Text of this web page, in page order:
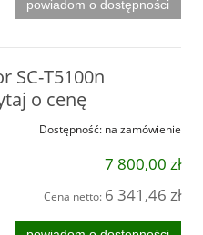
powiadom o dostępności
SC-T5100n
o cenę
Dostępność: na zamówienie
7 800,00 zł
Cena netto: 6 341,46 zł